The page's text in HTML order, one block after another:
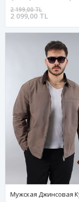
2 099,00 TL
2 199,00 TL